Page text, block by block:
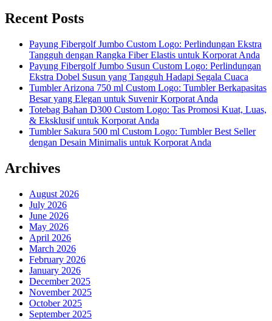
Recent Posts
Payung Fibergolf Jumbo Custom Logo: Perlindungan Ekstra
Tangguh dengan Rangka Fiber Elastis untuk Korporat Anda
Payung Fibergolf Jumbo Susun Custom Logo: Perlindungan
Ekstra Dobel Susun yang Tangguh Hadapi Segala Cuaca
Tumbler Arizona 750 ml Custom Logo: Tumbler Berkapasitas
Besar yang Elegan untuk Suvenir Korporat Anda
Totebag Bahan D300 Custom Logo: Tas Promosi Kuat, Luas,
& Eksklusif untuk Korporat Anda
Tumbler Sakura 500 ml Custom Logo: Tumbler Best Seller
dengan Desain Minimalis untuk Korporat Anda
Archives
August 2026
July 2026
June 2026
May 2026
April 2026
March 2026
February 2026
January 2026
December 2025
November 2025
October 2025
September 2025